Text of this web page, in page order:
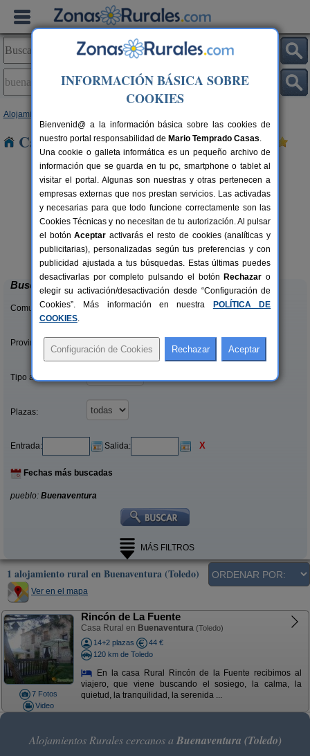
Alojamientos
Casas Rurales en Buenaventura
8-14+4 pers.
desde30 €
Casa Rural Dos Hermanas
Navahermosa (Toledo)
Buscar
Comunidades:
Provincias/Islas:
Tipo alquiler:
Plazas:
Entrada: Salida: X
Fechas más buscadas
pueblo: Buenaventura
MÁS FILTROS
1 alojamiento rural en Buenaventura (Toledo)
Ver en el mapa
7 Fotos
Video
Rincón de La Fuente
Casa Rural en Buenaventura (Toledo)
14+2 plazas
44 €
120 km de Toledo
En la casa Rural Rincón de la Fuente recibimos al
viajero, que viene buscando el sosiego, la calma, la
quietud, la tranquilidad, la serenida ...
Alojamientos Rurales cercanos a Buenaventura (Toledo)
INFORMACIÓN BÁSICA SOBRE
COOKIES
Bienvenid@ a la información básica sobre las cookies de
nuestro portal responsabilidad de Mario Temprado Casas.
Una cookie o galleta informática es un pequeño archivo de
información que se guarda en tu pc, smartphone o tablet al
visitar el portal. Algunas son nuestras y otras pertenecen a
empresas externas que nos prestan servicios. Las activadas
y necesarias para que todo funcione correctamente son las
Cookies Técnicas y no necesitan de tu autorización. Al pulsar
el botónAceptar activarás el resto de cookies (analíticas y
publicitarias), personalizadas según tus preferencias y con
publicidad ajustada a tus búsquedas. Estas últimas puedes
desactivarlas por completo pulsando el botón Rechazar o
elegir su activación/desactivación desde “Configuración de
Cookies”. Más información en nuestra
POLÍTICA DE
COOKIES.